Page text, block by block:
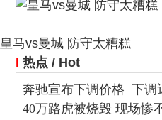
皇马vs曼城 防守太糟糕
I热点/ Hot
奔驰宣布下调价格 下调
40万路虎被烧毁 现场惨